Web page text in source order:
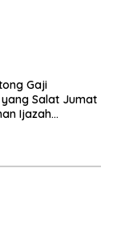
Gaji
Salat Jumat
Ijazah
hukum